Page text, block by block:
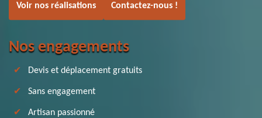
Voir nos réalisations Contactez-nous !
Nos engagements
Devis et déplacement gratuits
Sans engagement
Artisan passionné